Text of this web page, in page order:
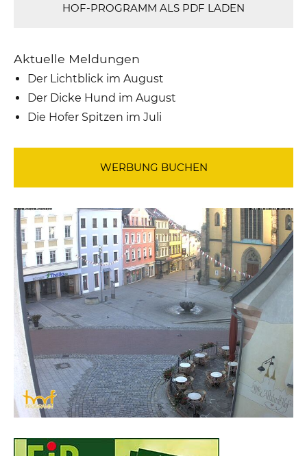
HOF-PROGRAMM ALS PDF LADEN
Aktuelle Meldungen
Der Lichtblick im August
Der Dicke Hund im August
Die Hofer Spitzen im Juli
WERBUNG BUCHEN